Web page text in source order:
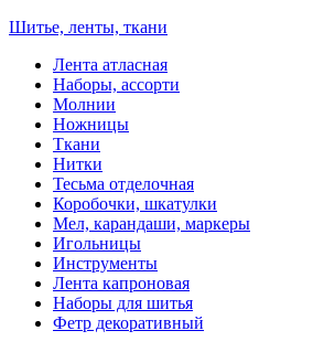
Шитье, ленты, ткани
Лента атласная
Наборы, ассорти
Молнии
Ножницы
Ткани
Нитки
Тесьма отделочная
Коробочки, шкатулки
Мел, карандаши, маркеры
Игольницы
Инструменты
Лента капроновая
Наборы для шитья
Фетр декоративный